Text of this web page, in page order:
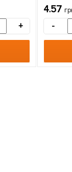
+
4.57
-